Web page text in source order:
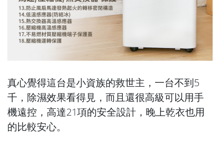
真心覺得這台是小資族的救世主，一台不到5
千，除濕效果看得見，而且還很高級可以用手
機遠控，高達21項的安全設計，晚上乾衣也用
的比較安心。